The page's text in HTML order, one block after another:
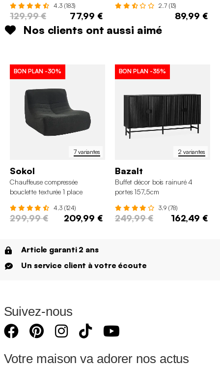
4.3 (183)
129,99 € 77,99 €
2.7 (13)
89,99 €
Nos clients ont aussi aimé
7 variantes
BON PLAN -30%
Sokol
Chauffeuse compressée
bouclette texturée 1 place
4.3 (124)
299,99 € 209,99 €
2 variantes
BON PLAN -35%
Bazalt
Buffet décor bois rainuré 4
portes 157,5cm
3.9 (78)
249,99 € 162,49 €
Article garanti 2 ans
Un service client à votre écoute
Suivez-nous
Votre maison va adorer nos actus